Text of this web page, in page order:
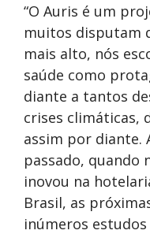
“O Auris é um
muitos disputam
mais alto, nós
saúde como
diante a tantos
crises climáticas,
assim por diante.
passado, quando
inovou na
Brasil, as
inúmeros